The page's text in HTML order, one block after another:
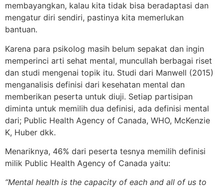
membayangkan, kalau kita tidak bisa beradaptasi dan
mengatur diri sendiri, pastinya kita memerlukan
bantuan.
Karena para psikolog masih belum sepakat dan ingin
memperinci arti sehat mental, muncullah berbagai riset
dan studi mengenai topik itu. Studi dari Manwell (2015)
menganalisis definisi dari kesehatan mental dan
memberikan peserta untuk diuji. Setiap partisipan
diminta untuk memilih dua definisi, ada definisi mental
dari; Public Health Agency of Canada, WHO, McKenzie
K, Huber dkk.
Menariknya, 46% dari peserta tesnya memilih definisi
milik Public Health Agency of Canada yaitu:
“Mental health is the capacity of each and all of us to